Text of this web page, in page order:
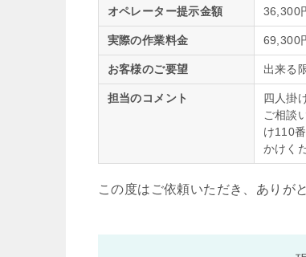
オペレーター提示金額 36,300
実際の作業料金 69,300
お客様のご要望 出来る
担当のコメント
四人掛
ご相談
け110
かけく
この度はご依頼いただき、ありが